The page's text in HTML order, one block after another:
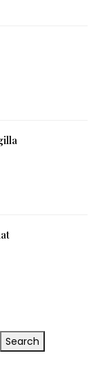
Search